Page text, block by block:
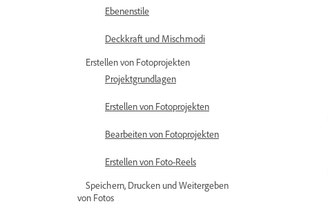
Ebenenstile
Deckkraft und Mischmodi
Erstellen von Fotoprojekten
Projektgrundlagen
Erstellen von Fotoprojekten
Bearbeiten von Fotoprojekten
Erstellen von Foto-Reels
Speichern, Drucken und Weitergeben
von Fotos